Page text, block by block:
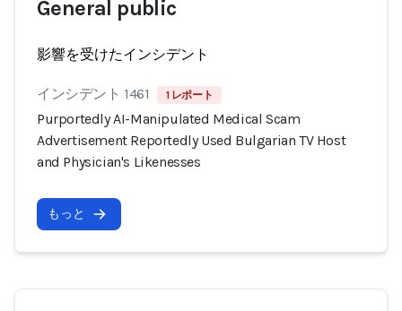
General public
影響を受けたインシデント
インシデント 1461 1 レポート
Purportedly AI-Manipulated Medical Scam
Advertisement Reportedly Used Bulgarian TV Host
and Physician's Likenesses
もっと